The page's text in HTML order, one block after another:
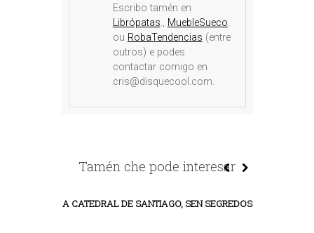
Escribo tamén en
Librópatas., MuebleSueco.
ou RobaTendencias (entre
outros) e podes
contactar comigo en
cris@disquecool.com.
Tamén che pode interesar
A CATEDRAL DE SANTIAGO, SEN SEGREDOS